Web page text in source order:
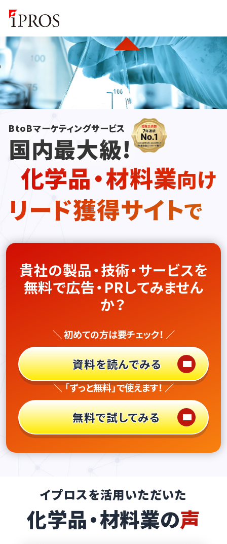
BtoBマーケティングサービス
国内最大級!
化学品・材料業向け
リード獲得サイトで
貴社の製品・技術・サービスを
無料で広告・PRしてみません
か？
＼ 初めての方は要チェック！ ／
資料を読んでみる
＼ 「ずっと無料」で使えます！ ／
無料で試してみる
イプロスを活用いただいた
化学品・材料業の声